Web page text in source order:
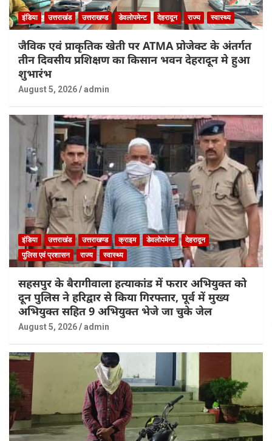
इंडिया उत्तराखंड उत्तराखण्ड डेवलोपमेन्ट देहरादून राज्य स्वास्थ्य
जैविक एवं प्राकृतिक खेती पर ATMA प्रोजेक्ट के अंतर्गत
तीन दिवसीय प्रशिक्षण का किसान भवन देहरादून मे हुआ
शुभारंभ
August 5, 2026 admin
इंडिया उत्तराखंड उत्तराखण्ड क्राइम डेवलोपमेन्ट
देहरादून
पुलिस एवं प्रशासन
राज्य स्वास्थ्य
सहसपुर के बैरागीवाला हत्याकांड में फरार अभियुक्त को
दून पुलिस ने हरिद्वार से किया गिरफ्तार, पूर्व में मुख्य
अभियुक्त सहित 9 अभियुक्त भेजे जा चुके जेल
August 5, 2026 admin